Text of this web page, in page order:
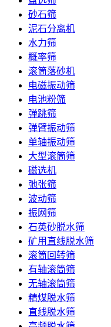
砂石筛
泥石分离机
水力筛
概率筛
滚筒落砂机
电磁振动筛
电池粉筛
弹跳筛
弹臂振动筛
单轴振动筛
大型滚筒筛
磁选机
弛张筛
波动筛
振网筛
石英砂脱水筛
矿用直线脱水筛
滚筒回转筛
有轴滚筒筛
无轴滚筒筛
精煤脱水筛
直线脱水筛